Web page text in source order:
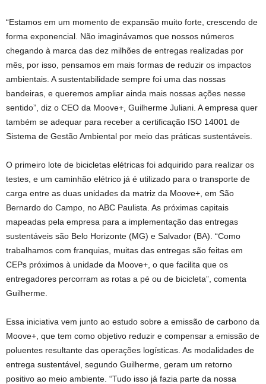
“Estamos em um momento de expansão muito forte, crescendo de
forma exponencial. Não imaginávamos que nossos números
chegando à marca das dez milhões de entregas realizadas por
mês, por isso, pensamos em mais formas de reduzir os impactos
ambientais. A sustentabilidade sempre foi uma das nossas
bandeiras, e queremos ampliar ainda mais nossas ações nesse
sentido”, diz o CEO da Moove+, Guilherme Juliani. A empresa quer
também se adequar para receber a certificação ISO 14001 de
Sistema de Gestão Ambiental por meio das práticas sustentáveis.
O primeiro lote de bicicletas elétricas foi adquirido para realizar os
testes, e um caminhão elétrico já é utilizado para o transporte de
carga entre as duas unidades da matriz da Moove+, em São
Bernardo do Campo, no ABC Paulista. As próximas capitais
mapeadas pela empresa para a implementação das entregas
sustentáveis são Belo Horizonte (MG) e Salvador (BA). “Como
trabalhamos com franquias, muitas das entregas são feitas em
CEPs próximos à unidade da Moove+, o que facilita que os
entregadores percorram as rotas a pé ou de bicicleta”, comenta
Guilherme.
Essa iniciativa vem junto ao estudo sobre a emissão de carbono da
Moove+, que tem como objetivo reduzir e compensar a emissão de
poluentes resultante das operações logísticas. As modalidades de
entrega sustentável, segundo Guilherme, geram um retorno
positivo ao meio ambiente. “Tudo isso já fazia parte da nossa